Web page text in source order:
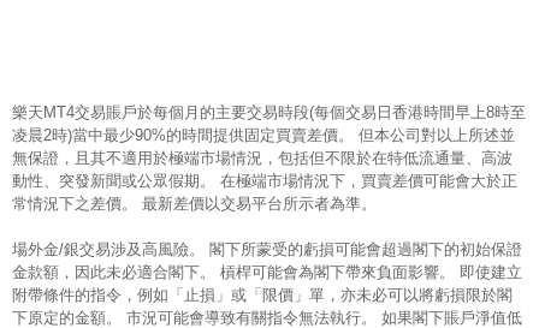
樂天MT4交易賬戶於每個月的主要交易時段(每個交易日香港時間早上8時至
凌晨2時)當中最少90%的時間提供固定買賣差價。 但本公司對以上所述並
無保證，且其不適用於極端市場情況，包括但不限於在特低流通量、高波
動性、突發新聞或公眾假期。 在極端市場情況下，買賣差價可能會大於正
常情況下之差價。 最新差價以交易平台所示者為準。
場外金/銀交易涉及高風險。 閣下所蒙受的虧損可能會超過閣下的初始保證
金款額，因此未必適合閣下。 槓桿可能會為閣下帶來負面影響。 即使建立
附帶條件的指令，例如「止損」或「限價」單，亦未必可以將虧損限於閣
下原定的金額。 市況可能會導致有關指令無法執行。 如果閣下賬戶淨值低